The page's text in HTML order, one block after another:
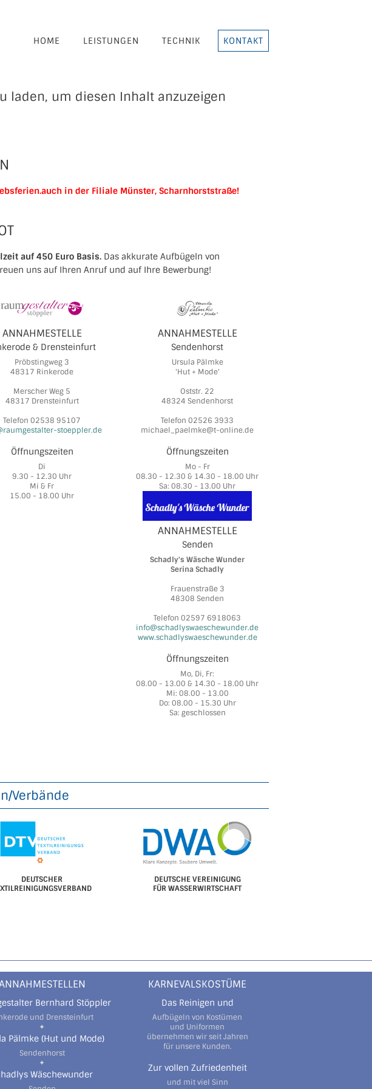
HOME LEISTUNGEN TECHNIK KONTAKT
laden, um diesen Inhalt anzuzeigen
auch in der Filiale Münster, Scharnhorststraße!
auf 450 Euro Basis. Das akkurate Aufbügeln von
uns auf Ihren Anruf und auf Ihre Bewerbung!
ANNAHMESTELLE
& Drensteinfurt
Pröbstingweg 3
48317 Rinkerode
Merscher Weg 5
48317 Drensteinfurt
Telefon 02538 95107
stoeppler.de
Öffnungszeiten
Di
9.30 - 12.30 Uhr
Mi & Fr
15.00 - 18.00 Uhr
ANNAHMESTELLE
Sendenhorst
Ursula Pälmke
'Hut + Mode'
Oststr. 22
48324 Sendenhorst
Telefon 02526 3933
michael_paelmke@t-online.de
Öffnungszeiten
Mo - Fr
08.30 - 12.30 & 14.30 - 18.00 Uhr
Sa: 08.30 - 13.00 Uhr
ANNAHMESTELLE
Senden
Schadly's Wäsche Wunder
Serina Schadly
Frauenstraße 3
48308 Senden
Telefon 02597 6918063
info@schadlyswaeschewunder.de
www.schadlyswaeschewunder.de
Öffnungszeiten
Mo, Di, Fr:
08.00 - 13.00 & 14.30 - 18.00 Uhr
Mi: 08.00 - 13.00
Do: 08.00 - 15.30 Uhr
Sa: geschlossen
Verbände
DEUTSCHER
DEUTSCHE VEREINIGUNG
FÜR WASSERWIRTSCHAFT
Bernhard Stöppler
und Drensteinfurt
✦
Pälmke (Hut und Mode)
Sendenhorst
✦
Wäschewunder
KARNEVALSKOSTÜME
Das Reinigen und
Aufbügeln von Kostümen
und Uniformen
übernehmen wir seit Jahren
für unsere Kunden.
Zur vollen Zufriedenheit
und mit viel Sinn